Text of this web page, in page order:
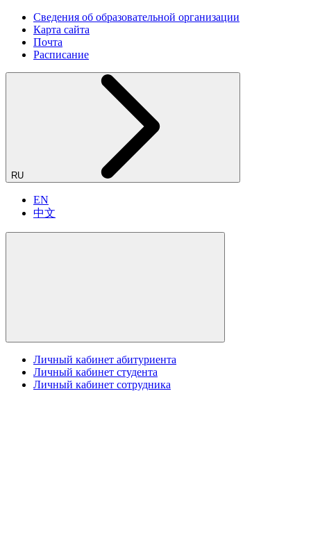
Сведения об образовательной организации
Карта сайта
Почта
Расписание
RU
EN
中文
Личный кабинет абитуриента
Личный кабинет студента
Личный кабинет сотрудника